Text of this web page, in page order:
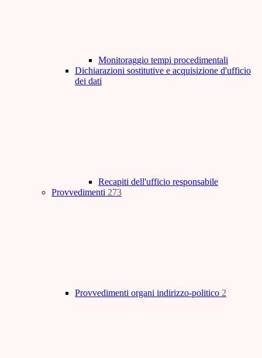
Monitoraggio tempi procedimentali
Dichiarazioni sostitutive e acquisizione d'ufficio
dei dati
Recapiti dell'ufficio responsabile
Provvedimenti 273
Provvedimenti organi indirizzo-politico 2